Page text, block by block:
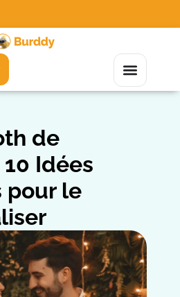
de
Idées
pour le